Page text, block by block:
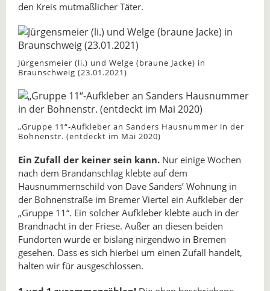
den Kreis mutmaßlicher Täter.
Jürgensmeier (li.) und Welge (braune Jacke) in
Braunschweig (23.01.2021)
„Gruppe 11“-Aufkleber an Sanders Hausnummer in der
Bohnenstr. (entdeckt im Mai 2020)
Ein Zufall der keiner sein kann. Nur einige Wochen
nach dem Brandanschlag klebte auf dem
Hausnummernschild von Dave Sanders’ Wohnung in
der Bohnenstraße im Bremer Viertel ein Aufkleber der
„Gruppe 11“. Ein solcher Aufkleber klebte auch in der
Brandnacht in der Friese. Außer an diesen beiden
Fundorten wurde er bislang nirgendwo in Bremen
gesehen. Dass es sich hierbei um einen Zufall handelt,
halten wir für ausgeschlossen.